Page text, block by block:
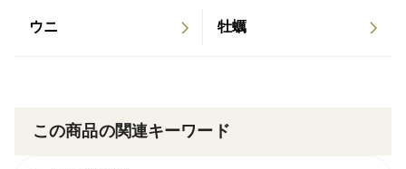
ウニ 牡蠣
この商品の関連キーワード